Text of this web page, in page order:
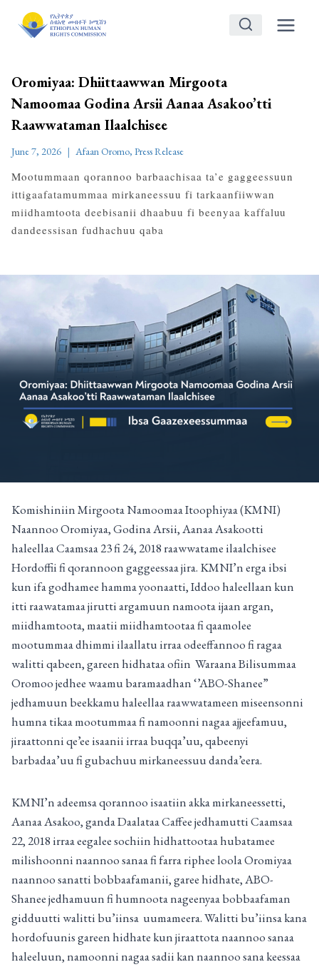
Oromiyaa: Dhiittaawwan Mirgoota
Namoomaa Godina Arsii Aanaa Asakoo’tti
Raawwataman Ilaalchisee
June 7, 2026 Afaan Oromo, Press Release
Mootummaan qorannoo barbaachisaa ta’e gaggeessuun
ittigaafatamummaa mirkaneessuu fi tarkaanfiiwwan
miidhamtoota deebisanii dhaabuu fi beenyaa kaffaluu
dandeessisan fudhachuu qaba
Komishiniin Mirgoota Namoomaa Itoophiyaa (KMNI)
Naannoo Oromiyaa, Godina Arsii, Aanaa Asakootti
haleellaa Caamsaa 23 fi 24, 2018 raawwatame ilaalchisee
Hordoffii fi qorannoon gaggeessaa jira. KMNI’n erga ibsi
kun ifa godhamee hamma yoonaatti, Iddoo haleellaan kun
itti raawatamaa jirutti argamuun namoota ijaan argan,
miidhamtoota, maatii miidhamtootaa fi qaamolee
mootummaa dhimmi ilaallatu irraa odeeffannoo fi ragaa
walitti qabeen, gareen hidhataa ofiin Waraana Bilisummaa
Oromoo jedhee waamu baramaadhan ‘’ABO-Shanee”
jedhamuun beekkamu haleellaa raawwatameen miseensonni
humna tikaa mootummaa fi namoonni nagaa ajjeefamuu,
jiraattonni qe’ee isaanii irraa buqqa’uu, qabeenyi
barbadaa’uu fi gubachuu mirkaneessuu danda’eera.
KMNI’n adeemsa qorannoo isaatiin akka mirkaneessetti,
Aanaa Asakoo, ganda Daalataa Caffee jedhamutti Caamsaa
22, 2018 irraa eegalee sochiin hidhattootaa hubatamee
milishoonni naannoo sanaa fi farra riphee loola Oromiyaa
naannoo sanatti bobbaafamanii, garee hidhate, ABO-
Shanee jedhamuun fi humnoota nageenyaa bobbaafaman
gidduutti walitti bu’iinsa uumameera. Walitti bu’iinsa kana
hordofuunis gareen hidhate kun jiraattota naannoo sanaa
haleeluun, namoonni nagaa sadii kan naannoo sana keessaa